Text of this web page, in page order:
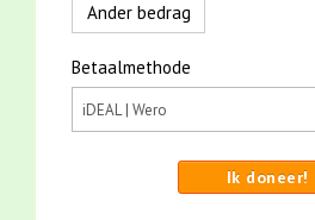
Ander bedrag
Betaalmethode
Ik doneer!